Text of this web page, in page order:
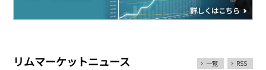
詳しくはこちら
リムマーケットニュース 一覧 RSS